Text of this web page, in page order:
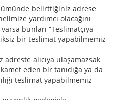
belirttiğiniz adrese
yardımcı olacağını
bunları “Teslimatçıya
bir teslimat yapabilmemiz
adreste alıcıya ulaşamazsak
eden bir tanıdığa ya da
teslimat yapabilmemiz